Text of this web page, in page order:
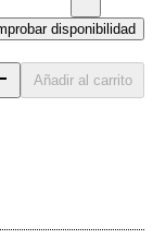
disponibilidad
Añadir al carrito